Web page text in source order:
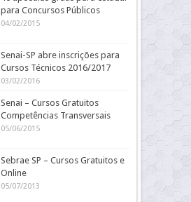
para Concursos Públicos
04/02/2015
Senai-SP abre inscrições para
Cursos Técnicos 2016/2017
03/02/2016
Senai – Cursos Gratuitos
Competências Transversais
05/06/2015
Sebrae SP – Cursos Gratuitos e
Online
05/07/2013